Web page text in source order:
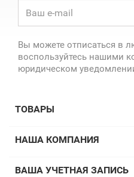
Вы можете отписаться в
воспользуйтесь нашими
юридическом
ТОВАРЫ
НАША КОМПАНИЯ
ВАША УЧЕТНАЯ ЗАПИСЬ